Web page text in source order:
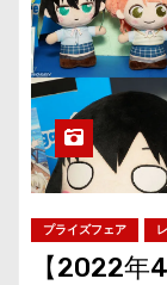
プライズフェア
【2022